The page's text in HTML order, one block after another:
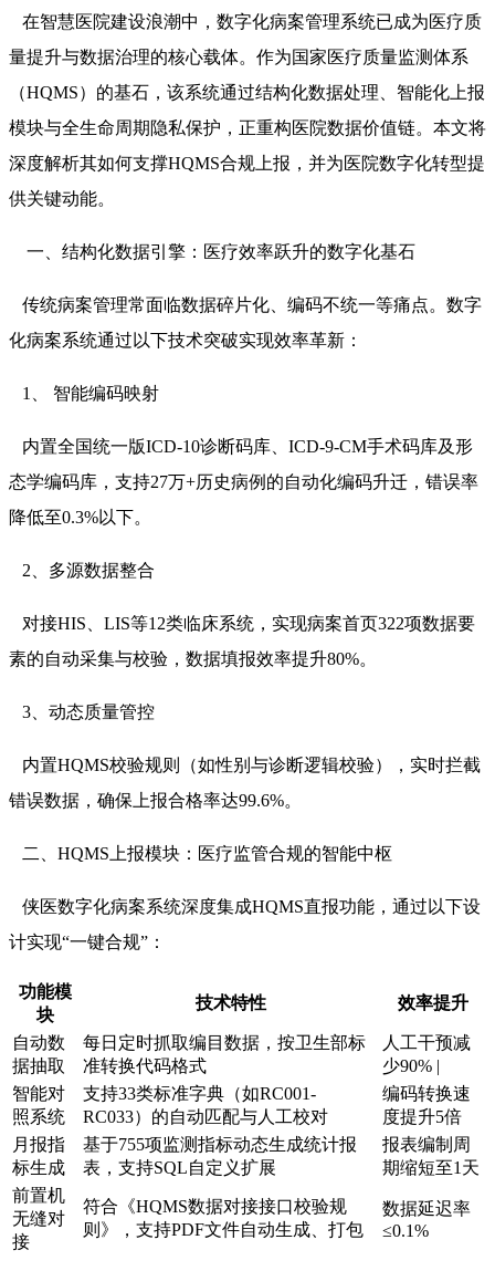
在智慧医院建设浪潮中，数字化病案管理系统已成为医疗质
量提升与数据治理的核心载体。作为国家医疗质量监测体系
（HQMS）的基石，该系统通过结构化数据处理、智能化上报
模块与全生命周期隐私保护，正重构医院数据价值链。本文将
深度解析其如何支撑HQMS合规上报，并为医院数字化转型提
供关键动能。
一、结构化数据引擎：医疗效率跃升的数字化基石
传统病案管理常面临数据碎片化、编码不统一等痛点。数字
化病案系统通过以下技术突破实现效率革新：
1、 智能编码映射
内置全国统一版ICD-10诊断码库、ICD-9-CM手术码库及形
态学编码库，支持27万+历史病例的自动化编码升迁，错误率
降低至0.3%以下。
2、多源数据整合
对接HIS、LIS等12类临床系统，实现病案首页322项数据要
素的自动采集与校验，数据填报效率提升80%。
3、动态质量管控
内置HQMS校验规则（如性别与诊断逻辑校验），实时拦截
错误数据，确保上报合格率达99.6%。
二、HQMS上报模块：医疗监管合规的智能中枢
侠医数字化病案系统深度集成HQMS直报功能，通过以下设
计实现“一键合规”：
功能模
块
技术特性 效率提升
自动数
据抽取
每日定时抓取编目数据，按卫生部标
准转换代码格式
人工干预减
少90% |
智能对
照系统
支持33类标准字典（如RC001-
RC033）的自动匹配与人工校对
编码转换速
度提升5倍
月报指
标生成
基于755项监测指标动态生成统计报
表，支持SQL自定义扩展
报表编制周
期缩短至1天
前置机
无缝对
接
符合《HQMS数据对接接口校验规
则》，支持PDF文件自动生成、打包
数据延迟率
≤0.1%